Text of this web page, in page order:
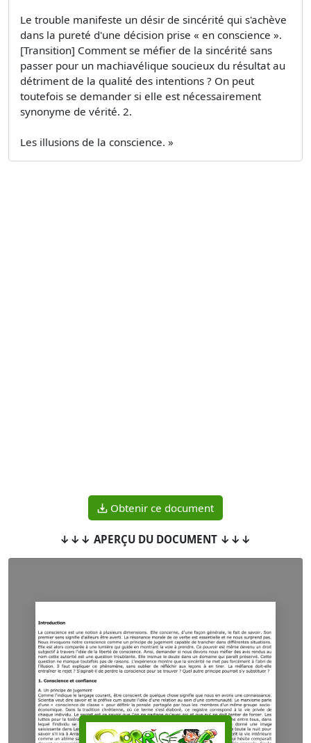
Le trouble manifeste un désir de sincérité qui s'achève
dans la pureté d'une décision prise « en conscience ».
[Transition] Comment se méfier de la sincérité sans
passer pour un machiavélique soucieux du résultat au
détriment de la qualité des intentions ? On peut
toutefois se demander si elle est nécessairement
synonyme de vérité. 2.
Les illusions de la conscience. »
Obtenir ce document
↓↓↓ APERÇU DU DOCUMENT ↓↓↓